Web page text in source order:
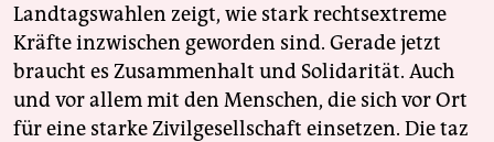
Landtagswahlen zeigt, wie stark rechtsextreme
Kräfte inzwischen geworden sind. Gerade jetzt
braucht es Zusammenhalt und Solidarität. Auch
und vor allem mit den Menschen, die sich vor Ort
für eine starke Zivilgesellschaft einsetzen. Die taz